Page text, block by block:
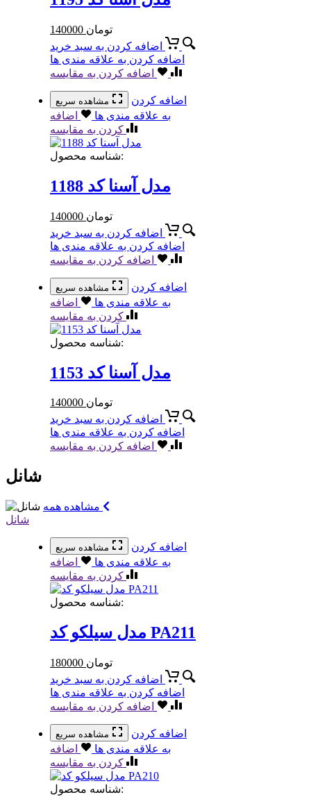
140000 تومان
اضافه کردن به سبد خرید
اضافه کردن به علاقه مندی ها
اضافه کردن به مقایسه
مشاهده سریع
اضافه کردن
به علاقه مندی ها
اضافه
کردن به مقایسه
شناسه محصول:
مدل آسنا کد 1188
140000 تومان
اضافه کردن به سبد خرید
اضافه کردن به علاقه مندی ها
اضافه کردن به مقایسه
مشاهده سریع
اضافه کردن
به علاقه مندی ها
اضافه
کردن به مقایسه
شناسه محصول:
مدل آسنا کد 1153
140000 تومان
اضافه کردن به سبد خرید
اضافه کردن به علاقه مندی ها
اضافه کردن به مقایسه
شانل
شانل
مشاهده سریع
اضافه کردن
به علاقه مندی ها
اضافه
کردن به مقایسه
شناسه محصول:
مدل سیلکو کد PA211
180000 تومان
اضافه کردن به سبد خرید
اضافه کردن به علاقه مندی ها
اضافه کردن به مقایسه
مشاهده سریع
اضافه کردن
به علاقه مندی ها
اضافه
کردن به مقایسه
شناسه محصول: